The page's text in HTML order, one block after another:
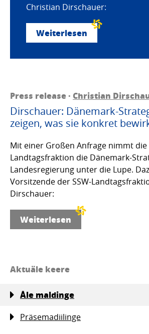
Christian Dirschauer:
Weiterlesen
Press release · Christian
Dirschauer: Dänemark-
zeigen, was sie konkret
Mit einer Großen Anfrage nimmt die
Landtagsfraktion die Dänemark-
Landesregierung unter die Lupe.
Vorsitzende der SSW-
Dirschauer:
Weiterlesen
Aktuäle keere
Åle maldinge
Präsemadiilinge